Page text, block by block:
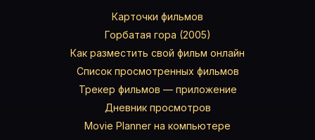
Карточки фильмов
Горбатая гора (2005)
Как разместить свой фильм онлайн
Список просмотренных фильмов
Трекер фильмов — приложение
Дневник просмотров
Movie Planner на компьютере